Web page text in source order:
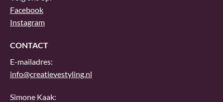
Facebook
Instagram
CONTACT
E-mailadres:
info@creatievestyling.nl
Simone Kaak: